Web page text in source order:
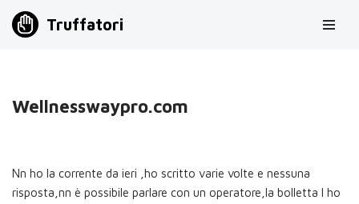
Truffatori
Wellnesswaypro.com
Nn ho la corrente da ieri ,ho scritto varie volte e nessuna
risposta,nn è possibile parlare con un operatore,la bolletta l ho